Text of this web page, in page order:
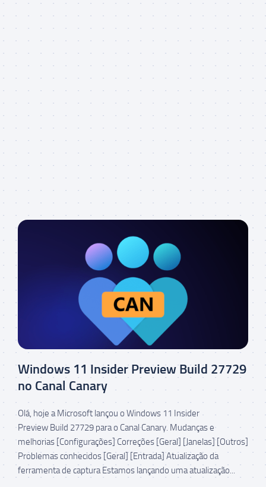
Windows 11 Insider Preview Build 27729
no Canal Canary
Olá, hoje a Microsoft lançou o Windows 11 Insider
Preview Build 27729 para o Canal Canary. Mudanças e
melhorias [Configurações] Correções [Geral] [Janelas] [Outros]
Problemas conhecidos [Geral] [Entrada] Atualização da
ferramenta de captura Estamos lançando uma atualização...